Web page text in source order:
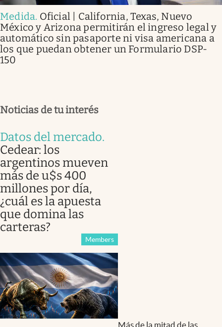
Medida. Oficial | California, Texas, Nuevo
México y Arizona permitirán el ingreso legal y
automático sin pasaporte ni visa americana a
los que puedan obtener un Formulario DSP-
150
Noticias de tu interés
Datos del mercado.
Cedear: los
argentinos mueven
más de u$s 400
millones por día,
¿cuál es la apuesta
que domina las
carteras?
Members
Más de la mitad de las